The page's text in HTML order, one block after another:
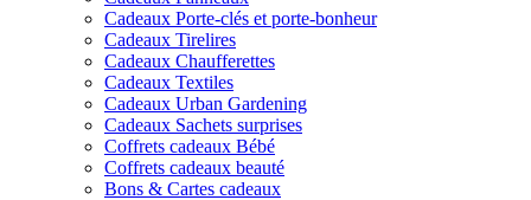
Cadeaux Porte-clés et porte-bonheur
Cadeaux Tirelires
Cadeaux Chaufferettes
Cadeaux Textiles
Cadeaux Urban Gardening
Cadeaux Sachets surprises
Coffrets cadeaux Bébé
Coffrets cadeaux beauté
Bons & Cartes cadeaux